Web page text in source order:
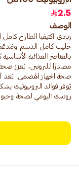
2.5
الوصف
زبادي أكتيفيا الطازج
حليب كامل الدسم ومُدعّم
بالعناصر الغذائية
مصدرًا للبروتين، يُعزز صحة
صحة الجهاز الهضمي. يُعد
يُوفر فوائد
روتينك اليومي لصحة